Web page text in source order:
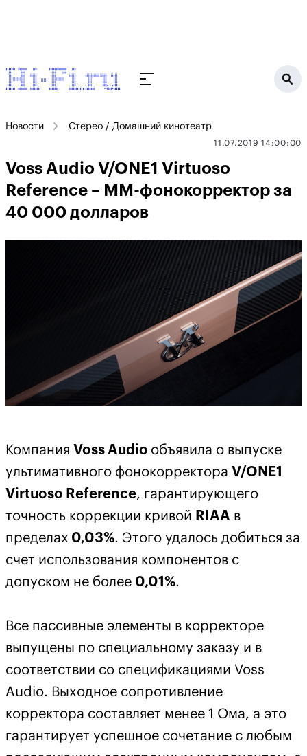
Новости Стерео / Домашний кинотеатр
11.07.2019 14:00:00
Voss Audio V/ONE1 Virtuoso
Reference – ММ-фонокорректор за
40 000 долларов
Компания Voss Audio объявила о выпуске
ультимативного фонокорректора V/ONE1
Virtuoso Reference, гарантирующего
точность коррекции кривой RIAA в
пределах 0,03%. Этого удалось добиться за
счет использования компонентов с
допуском не более 0,01%.
Все пассивные элементы в корректоре
выпущены по специальному заказу и в
соответствии со спецификациями Voss
Audio. Выходное сопротивление
корректора составляет менее 1 Ома, а это
гарантирует успешное сочетание с любым